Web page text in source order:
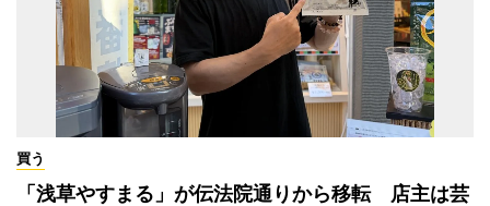
買う
「浅草やすまる」が伝法院通りから移転 店主は芸